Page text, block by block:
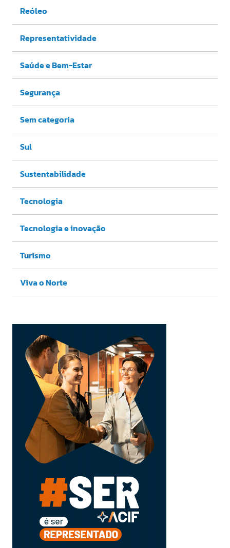
Reóleo
Representatividade
Saúde e Bem-Estar
Segurança
Sem categoria
Sul
Sustentabilidade
Tecnologia
Tecnologia e inovação
Turismo
Viva o Norte